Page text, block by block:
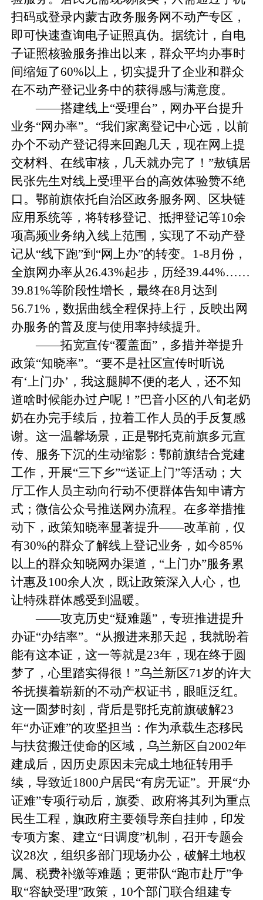
扫码或登录内蒙古政务服务网不动产专区，
即可快速查询电子证照真伪。据统计，自电
子证照核验服务推出以来，群众平均办事时
间缩短了60%以上，切实提升了企业和群众
在不动产登记业务中的获得感与满意度。
——搭建线上“受理台”，网办平台提升
业务“网办率”。“我们家离登记中心远，以前
办个不动产登记得来回跑几天，现在网上提
交材料、在线审核，几天就办完了！”敖镇居
民张先生对线上受理平台的高效体验赞不绝
口。鄂前旗依托自治区政务服务网、区块链
应用系统等，将转移登记、抵押登记等10余
项高频业务纳入线上范围，实现了不动产登
记从“线下跑”到“网上办”的转变。1-8月份，
全旗网办率从26.43%起步，历经39.44%……
39.81%等阶段性增长，最终在8月达到
56.71%，数据曲线全程保持上行，反映出网
办服务的普及度与使用率持续提升。
——拓宽宣传“覆盖面”，多措并举提升
政策“知晓率”。“要不是社区宣传时听说
有‘上门办’，我这腿脚不便的老人，还不知
道啥时候能办过户呢！”巴音小区的八旬老奶
奶在办完手续后，拉着工作人员的手反复感
谢。这一温馨场景，正是鄂托克前旗多元宣
传、服务下沉的生动缩影：鄂前旗结合党建
工作，开展“三下乡”“送证上门”等活动；大
厅工作人员主动向行动不便群体告知申请方
式；微信公众号推送网办流程。在多举措推
动下，政策知晓率显著提升——改革前，仅
有30%的群众了解线上登记业务，如今85%
以上的群众知晓网办渠道，“上门办”服务累
计惠及100余人次，既让政策深入人心，也
让特殊群体感受到温暖。
——攻克历史“疑难题”，专班推进提升
办证“办结率”。“从搬进来那天起，我就盼着
能有这本证，这一等就是23年，现在终于圆
梦了，心里踏实得很！”乌兰新区71岁的许大
爷抚摸着崭新的不动产权证书，眼眶泛红。
这一圆梦时刻，背后是鄂托克前旗破解23
年“办证难”的攻坚担当：作为承载生态移民
与扶贫搬迁使命的区域，乌兰新区自2002年
建成后，因历史原因未完成土地征转用手
续，导致近1800户居民“有房无证”。开展“办
证难”专项行动后，旗委、政府将其列为重点
民生工程，旗政府主要领导亲自挂帅，印发
专项方案、建立“日调度”机制，召开专题会
议28次，组织多部门现场办公，破解土地权
属、税费补缴等难题；更带队“跑市赴厅”争
取“容缺受理”政策，10个部门联合组建专